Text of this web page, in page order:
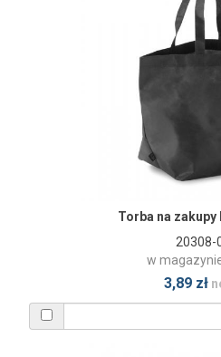
Torba na zakupy
20308-
w
3,89 zł